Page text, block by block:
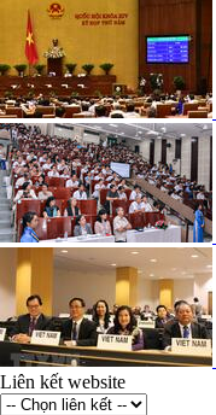
Liên kết website